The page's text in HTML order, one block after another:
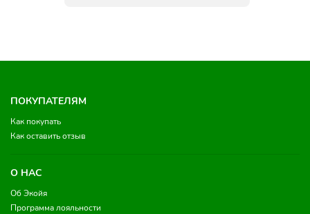
ПОКУПАТЕЛЯМ
Как покупать
Как оставить отзыв
О НАС
Об Экойя
Программа лояльности